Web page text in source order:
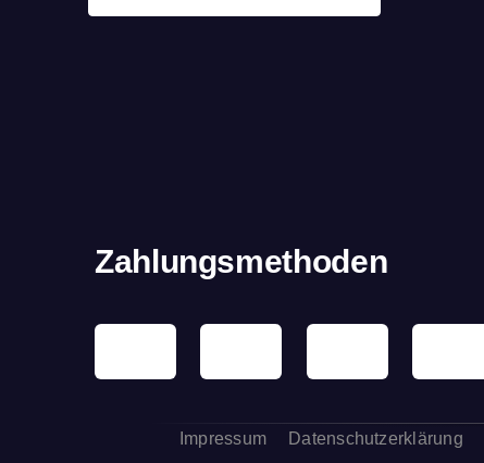
Zahlungsmethoden
Impressum Datenschutzerklärung